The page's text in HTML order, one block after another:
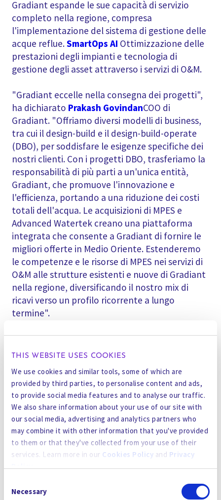
THIS WEBSITE USES COOKIES
We use cookies and similar tools, some of which are
provided by third parties, to personalise content and ads,
to provide social media features and to analyse our traffic.
We also share information about your use of our site with
our social media, advertising and analytics partners who
may combine it with other information that you've provided
to them or that they've collected from your use of their
services. Learn more in our Cookies Policy and Privacy
Policy.
By using the site, you agree to our
Cookies
Selection
Necessary
Gradiant espande le sue capacità di servizio
completo nella regione, compresa
l'implementazione del sistema di gestione delle
acque reflue.SmartOps AI Ottimizzazione delle
prestazioni degli impianti e tecnologia di
gestione degli asset attraverso i servizi di O&M.
"Gradiant eccelle nella consegna dei progetti",
ha dichiarato Prakash GovindanCOO di
Gradiant. "Offriamo diversi modelli di business,
tra cui il design-build e il design-build-operate
(DBO), per soddisfare le esigenze specifiche dei
nostri clienti. Con i progetti DBO, trasferiamo la
responsabilità di più parti a un'unica entità,
Gradiant, che promuove l'innovazione e
l'efficienza, portando a una riduzione dei costi
totali dell'acqua. Le acquisizioni di MPES e
Advanced Watertek creano una piattaforma
integrata che consente a Gradiant di fornire le
migliori offerte in Medio Oriente. Estenderemo
le competenze e le risorse di MPES nei servizi di
O&M alle strutture esistenti e nuove di Gradiant
nella regione, diversificando il nostro mix di
ricavi verso un profilo ricorrente a lungo
termine".
Fondata nel 2008, MPES fornisce soluzioni chiavi
in mano per la gestione delle acque reflue e dei
impianti di trattamento delle acque e delle
acque reflue. L'azienda è oggi una delle
principali società di gestione delle acque reflue
dell'Oman, con clienti importanti come Haya
Water, il Ministero della Difesa e Petroleum
Development Oman.
"Non vediamo l'ora di integrare la nostra
l'impatto delle nostre soluzioni per l'acqua e le